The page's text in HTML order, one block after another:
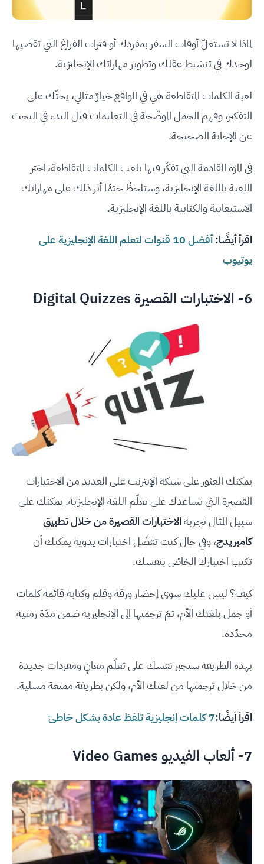
لماذا لا تستغلّ أوقات السفر بمفردك أو فترات الفراغ التي تقضيها
لوحدك في تنشيط عقلك وتطوير مهاراتك الإنجليزية.
لعبة الكلمات المتقاطعة هي في الواقع خيارٌ مثالي، يحثّك على
التفكير، وفهم الجمل الموضّحة في التعليمات قبل البدء في البحث
عن الإجابة الصحيحة.
في المرّة القادمة التي تفكّر فيها بلعب الكلمات المتقاطعة، اختر
اللعبة باللغة الإنجليزية، وستلحظُ حتمًا أثر ذلك على مهاراتك
الاستيعابية والكتابية باللغة الإنجليزية.
اقرأ أيضًا:
أفضل 10 قنوات لتعلم اللغة الإنجليزية على
يوتيوب
6- الاختبارات القصيرة Digital Quizzes
يمكنك العثور على شبكة الإنترنت على العديد من الاختبارات
القصيرة التي تساعدك على تعلّم اللغة الإنجليزية. يمكنك على
سبيل المثال تجربةالاختبارات القصيرة من خلال تطبيق
كامبريدج، وفي حال كنت تفضّل اختبارات يدوية يمكنك أن
تكتب اختبارك الخاصّ بنفسك.
كيف؟ ليس عليك سوى إحضار ورقة وقلم وكتابة قائمة كلمات
أو جمل بلغتك الأم، ثمّ ترجمتها إلى الإنجليزية ضمن مدّة زمنية
محدّدة.
بهذه الطريقة ستجبر نفسك على تعلّم معانٍ ومفردات جديدة
من خلال ترجمتها من لغتك الأم، ولكن بطريقة ممتعة مسلية.
اقرأ أيضًا:7 كلمات إنجليزية تلفظ عادة بشكل خاطئ
7- ألعاب الفيديو Video Games